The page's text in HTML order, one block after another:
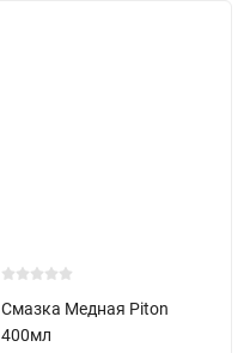
Смазка Медная Piton
400мл